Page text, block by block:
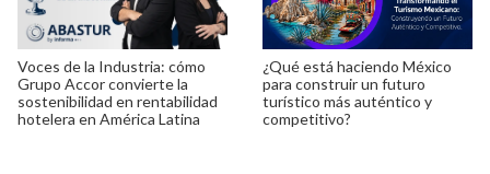
Voces de la Industria: cómo
Grupo Accor convierte la
sostenibilidad en rentabilidad
hotelera en América Latina
¿Qué está haciendo México
para construir un futuro
turístico más auténtico y
competitivo?